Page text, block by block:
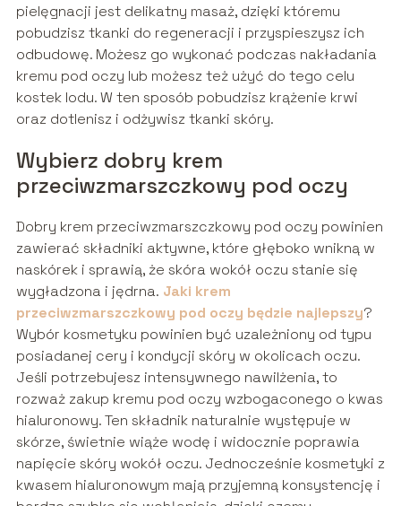
pielęgnacji jest delikatny masaż, dzięki któremu
pobudzisz tkanki do regeneracji i przyspieszysz ich
odbudowę. Możesz go wykonać podczas nakładania
kremu pod oczy lub możesz też użyć do tego celu
kostek lodu. W ten sposób pobudzisz krążenie krwi
oraz dotlenisz i odżywisz tkanki skóry.
Wybierz dobry krem
przeciwzmarszczkowy pod oczy
Dobry krem przeciwzmarszczkowy pod oczy powinien
zawierać składniki aktywne, które głęboko wnikną w
naskórek i sprawią, że skóra wokół oczu stanie się
wygładzona i jędrna. Jaki krem
przeciwzmarszczkowy pod oczy będzie najlepszy?
Wybór kosmetyku powinien być uzależniony od typu
posiadanej cery i kondycji skóry w okolicach oczu.
Jeśli potrzebujesz intensywnego nawilżenia, to
rozważ zakup kremu pod oczy wzbogaconego o kwas
hialuronowy. Ten składnik naturalnie występuje w
skórze, świetnie wiąże wodę i widocznie poprawia
napięcie skóry wokół oczu. Jednocześnie kosmetyki z
kwasem hialuronowym mają przyjemną konsystencję i